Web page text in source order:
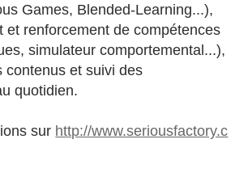
Games, Blended-Learning...),
et renforcement de compétences
simulateur comportemental...),
contenus et suivi des
quotidien.
sur http://www.seriousfactory.c